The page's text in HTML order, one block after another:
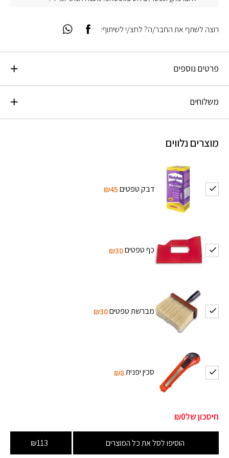
פרטים נוספים
משלוחים
מוצרים נלווים
דבק טפטים₪45
כף טפטים₪30
מברשת טפטים₪30
סכין יפנית₪8
חיסכון של₪0
הוסיפו לסל את כל המוצרים ₪113
רוצה לשתף את החבר/ה? לחצ/י לשיתוף: